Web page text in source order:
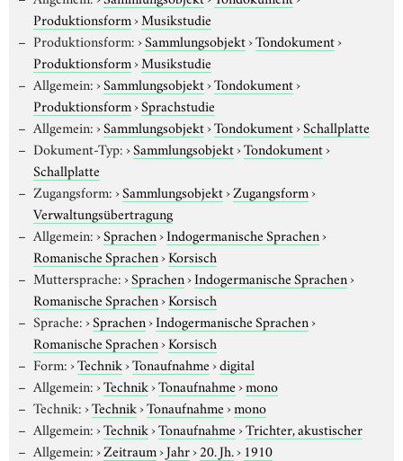
Produktionsform›Musikstudie
Produktionsform:›Sammlungsobjekt›Tondokument›
Produktionsform›Musikstudie
Allgemein:›Sammlungsobjekt›Tondokument›
Produktionsform›Sprachstudie
Allgemein:›Sammlungsobjekt›Tondokument›Schallplatte
Dokument-Typ:›Sammlungsobjekt›Tondokument›
Schallplatte
Zugangsform:›Sammlungsobjekt›Zugangsform›
Verwaltungsübertragung
Allgemein:›Sprachen›Indogermanische Sprachen›
Romanische Sprachen›Korsisch
Muttersprache:›Sprachen›Indogermanische Sprachen›
Romanische Sprachen›Korsisch
Sprache:›Sprachen›Indogermanische Sprachen›
Romanische Sprachen›Korsisch
Form:›Technik›Tonaufnahme›digital
Allgemein:›Technik›Tonaufnahme›mono
Technik:›Technik›Tonaufnahme›mono
Allgemein:›Technik›Tonaufnahme›Trichter, akustischer
Allgemein:›Zeitraum›Jahr›20. Jh.› 1910